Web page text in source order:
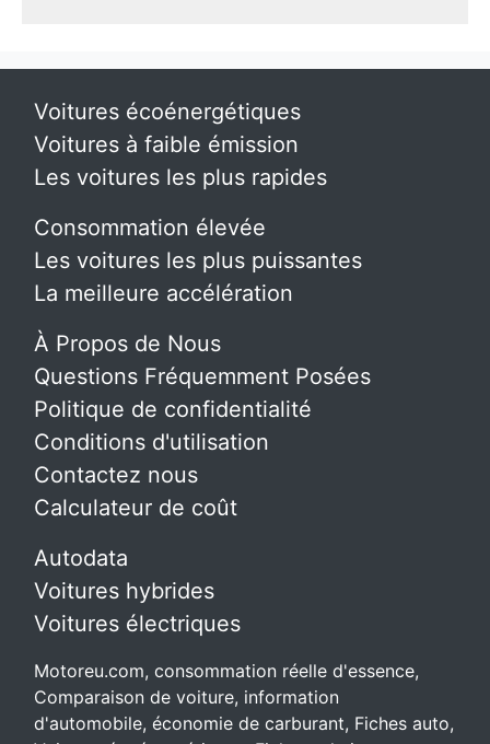
Voitures écoénergétiques
Voitures à faible émission
Les voitures les plus rapides
Consommation élevée
Les voitures les plus puissantes
La meilleure accélération
À Propos de Nous
Questions Fréquemment Posées
Politique de confidentialité
Conditions d'utilisation
Contactez nous
Calculateur de coût
Autodata
Voitures hybrides
Voitures électriques
Motoreu.com, consommation réelle d'essence,
Comparaison de voiture, information
d'automobile, économie de carburant, Fiches auto,